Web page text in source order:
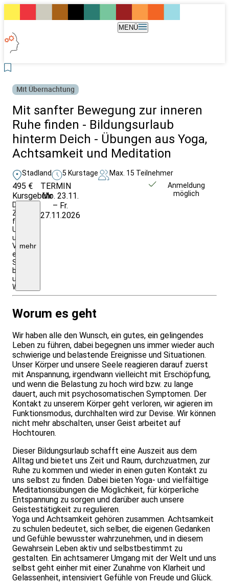
MENÜ
Mit Übernachtung
Mit sanfter Bewegung zur inneren
Ruhe finden - Bildungsurlaub
hinterm Deich - Übungen aus Yoga,
Achtsamkeit und Meditation
Stadland 5 Kurstage Max. 15 Teilnehmer
495 €
Kursgebühr
Die
Zusatzkosten
für
Unterkunft
und
Verpflegung
entnehmen
Sie
bitte
unserer
Webseite!
mehr
TERMIN
Mo. 23.11.
– Fr.
27.11.2026
Anmeldung
möglich
Worum es geht
Wir haben alle den Wunsch, ein gutes, ein gelingendes
Leben zu führen, dabei begegnen uns immer wieder auch
schwierige und belastende Ereignisse und Situationen.
Unser Körper und unsere Seele reagieren darauf zuerst
mit Anspannung, irgendwann vielleicht mit Erschöpfung,
und wenn die Belastung zu hoch wird bzw. zu lange
dauert, auch mit psychosomatischen Symptomen. Der
Kontakt zu unserem Körper geht verloren, wir agieren im
Funktionsmodus, durchhalten wird zur Devise. Wir können
nicht mehr abschalten, unser Geist arbeitet auf
Hochtouren.
Dieser Bildungsurlaub schafft eine Auszeit aus dem
Alltag und bietet uns Zeit und Raum, durchzuatmen, zur
Ruhe zu kommen und wieder in einen guten Kontakt zu
uns selbst zu finden. Dabei bieten Yoga- und vielfältige
Meditationsübungen die Möglichkeit, für körperliche
Entspannung zu sorgen und darüber auch unsere
Geistestätigkeit zu regulieren.
Yoga und Achtsamkeit gehören zusammen. Achtsamkeit
zu schulen bedeutet, sich selber, die eigenen Gedanken
und Gefühle bewusster wahrzunehmen, und in diesem
Gewahrsein Leben aktiv und selbstbestimmt zu
gestalten. Ein achtsamerer Umgang mit der Welt und uns
selbst geht einher mit einer Zunahme von Klarheit und
Gelassenheit, intensiviert Gefühle von Freude und Glück.